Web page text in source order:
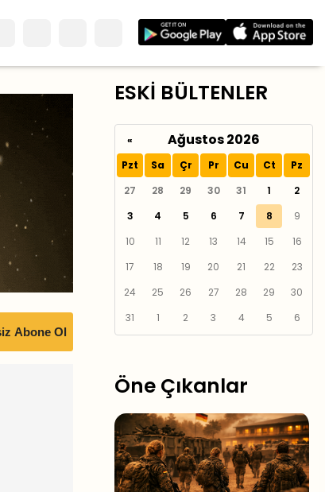
ESKİ BÜLTENLER
« Ağustos 2026
Pzt Sa Çr Pr Cu Ct
Pz
27
28 29 30 31 1
2
3
4 5 6 7 8
9
10
11 12 13 14 15
16
17
18 19 20 21 22
23
24
25 26 27 28 29
30
31
1 2 3 4 5 6
Öne Çıkanlar